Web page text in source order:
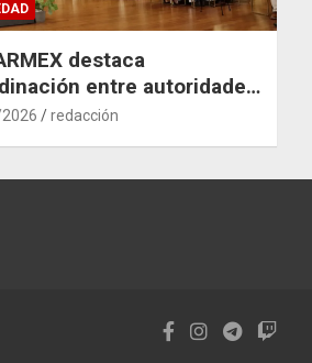
destaca
entre autoridades
para mitigar el
redacción